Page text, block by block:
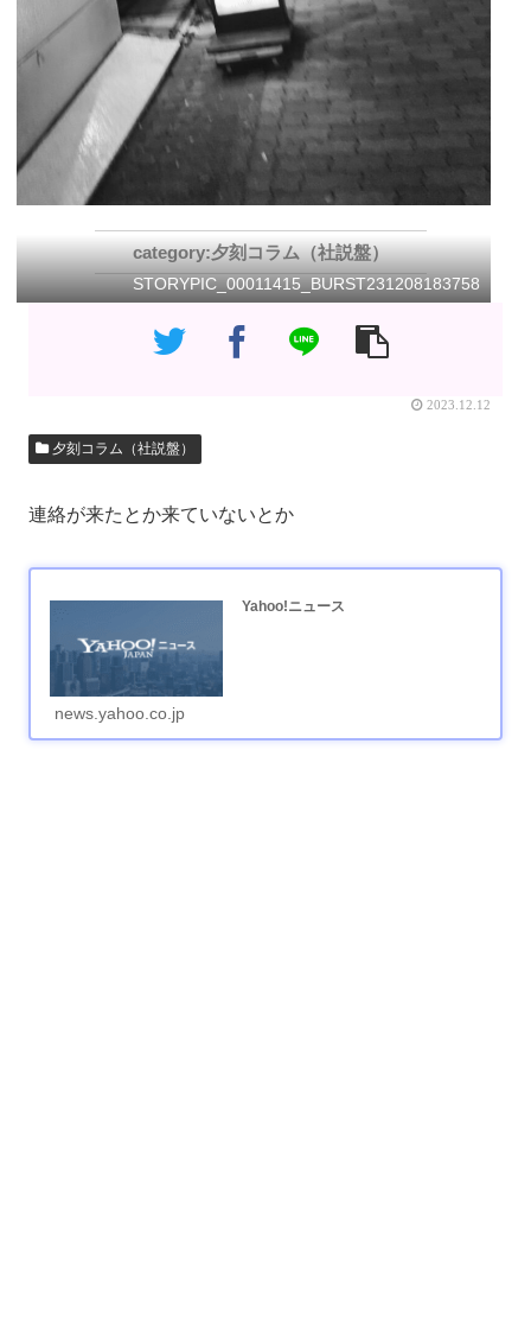
夕刻コラム（社説盤）
STORYPIC_00011415_BURST231208183758
2023.12.12
夕刻コラム（社説盤）
連絡が来たとか来ていないとか
Yahoo!ニュース
news.yahoo.co.jp